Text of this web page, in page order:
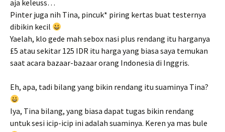
aja keleuss…
Pinter juga nih Tina, pincuk* piring kertas buat testernya
dibikin kecil
Yaelah, klo gede mah sebox nasi plus rendang itu harganya
£5 atau sekitar 125 IDR itu harga yang biasa saya temukan
saat acara bazaar-bazaar orang Indonesia di Inggris.
Eh, apa, tadi bilang yang bikin rendang itu suaminya Tina?
Iya, Tina bilang, yang biasa dapat tugas bikin rendang
untuk sesi icip-icip ini adalah suaminya. Keren ya mas bule